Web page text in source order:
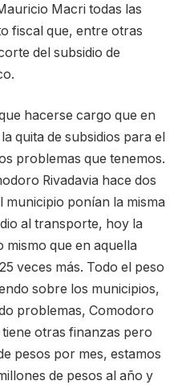
Macri todas las
fiscal que, entre otras
del subsidio de
hacerse cargo que en
quita de subsidios para el
problemas que tenemos.
Rivadavia hace dos
ponían la misma
al transporte, hoy la
que en aquella
veces más. Todo el peso
sobre los municipios,
problemas, Comodoro
otras finanzas pero
pesos por mes, estamos
de pesos al año y